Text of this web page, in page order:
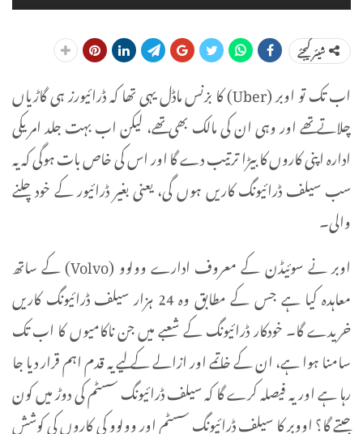
شیئر کیجئے
اب تک تو اوبر (Uber) کا بزنس ماڈل یہی تھا کہ ڈرائیورز ہی گاڑیاں
چلاتے تھے اور وہی ان کی مالک بھی تھے، لیکن اب بہت جلد امریکی
ادارہ اپنی کاروں کا بیڑا ترتیب دے گا اور اس کی خاص بات ہوگی کہ یہ
سب سیلف ڈرائیونگ کاریں ہوں گی، یعنی بغیر ڈرائیور کے خود چلنے
والی۔
اوبر نے سوئیڈن کے معروف ادارے وولوو (Volvo) کے ساتھ
معاہدہ کیا ہے جس کے مطابق وہ 24 ہزار سیلف ڈرائیونگ کاریں
خریدے گا۔ خودکار ڈرائیونگ کے شعبے میں جن ناکامیوں کا اب تک
سامنا ہوا ہے، ان کے خاتمے اور ازالے کے لیے یہ قدم اہم قرار دیا جا
رہا ہے اور یہ فیصلہ کرے گا کہ سیلف ڈرائیونگ سسٹم کی دوڑ میں کون
جیتے گا؟ اووبر کا سیلف ڈرائیونگ سسٹم اور وولوو کی کاروں کی کوشش